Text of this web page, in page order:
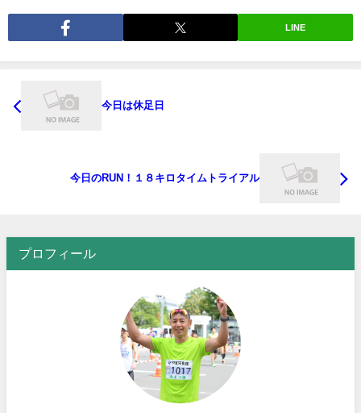
LINE
今日は休足日
今日のRUN！１８キロタイムトライアル
プロフィール